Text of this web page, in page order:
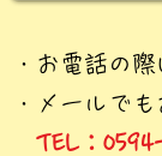
・お電話の
・メールで
TEL：